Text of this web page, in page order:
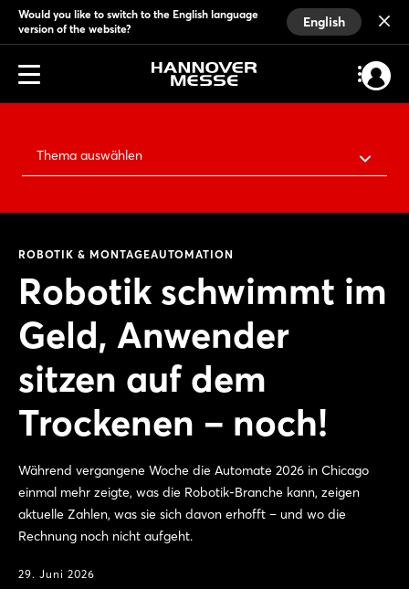
Would you like to switch to the English language
version of the website?
English
Thema auswählen
ROBOTIK & MONTAGEAUTOMATION
Robotik schwimmt im
Geld, Anwender
sitzen auf dem
Trockenen – noch!
Während vergangene Woche die Automate 2026 in Chicago
einmal mehr zeigte, was die Robotik-Branche kann, zeigen
aktuelle Zahlen, was sie sich davon erhofft – und wo die
Rechnung noch nicht aufgeht.
29. Juni 2026